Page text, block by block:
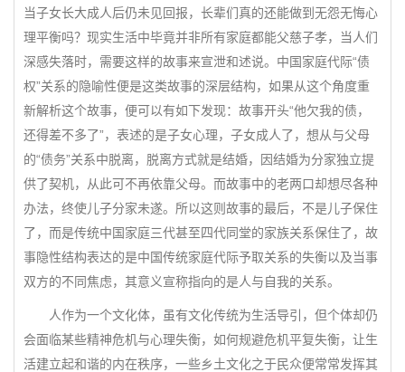
当子女长大成人后仍未见回报，长辈们真的还能做到无怨无悔心
理平衡吗？现实生活中毕竟并非所有家庭都能父慈子孝，当人们
深感失落时，需要这样的故事来宣泄和述说。中国家庭代际“债
权”关系的隐喻性便是这类故事的深层结构，如果从这个角度重
新解析这个故事，便可以有如下发现：故事开头“他欠我的债，
还得差不多了”，表述的是子女心理，子女成人了，想从与父母
的“债务”关系中脱离，脱离方式就是结婚，因结婚为分家独立提
供了契机，从此可不再依靠父母。而故事中的老两口却想尽各种
办法，终使儿子分家未遂。所以这则故事的最后，不是儿子保住
了，而是传统中国家庭三代甚至四代同堂的家族关系保住了，故
事隐性结构表达的是中国传统家庭代际予取关系的失衡以及当事
双方的不同焦虑，其意义宣称指向的是人与自我的关系。
人作为一个文化体，虽有文化传统为生活导引，但个体却仍
会面临某些精神危机与心理失衡，如何规避危机平复失衡，让生
活建立起和谐的内在秩序，一些乡土文化之于民众便常常发挥其